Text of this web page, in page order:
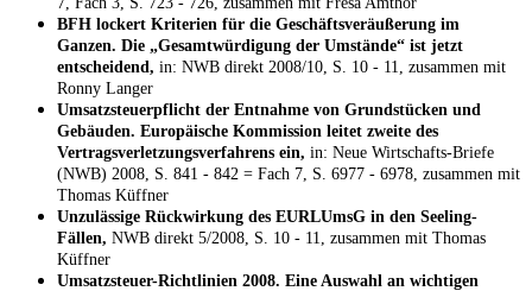
BFH lockert Kriterien für die Geschäftsveräußerung im
Ganzen. Die „Gesamtwürdigung der Umstände“ ist jetzt
entscheidend, in: NWB direkt 2008/10, S. 10 - 11, zusammen mit
Ronny Langer
Umsatzsteuerpflicht der Entnahme von Grundstücken und
Gebäuden. Europäische Kommission leitet zweite des
Vertragsverletzungsverfahrens ein, in: Neue Wirtschafts-Briefe
(NWB) 2008, S. 841 - 842 = Fach 7, S. 6977 - 6978, zusammen mit
Thomas Küffner
Unzulässige Rückwirkung des EURLUmsG in den Seeling-
Fällen, NWB direkt 5/2008, S. 10 - 11, zusammen mit Thomas
Küffner
Umsatzsteuer-Richtlinien 2008. Eine Auswahl an wichtigen